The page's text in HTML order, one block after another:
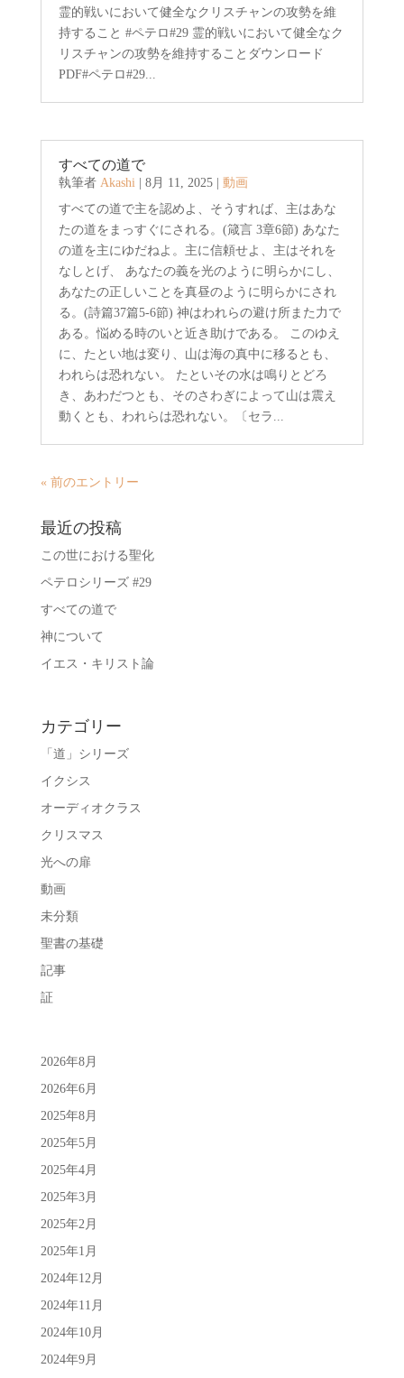
霊的戦いにおいて健全なクリスチャンの攻勢を維
持すること #ペテロ#29 霊的戦いにおいて健全なク
リスチャンの攻勢を維持することダウンロード
PDF#ペテロ#29...
すべての道で
執筆者 Akashi| 8月 11, 2025| 動画
すべての道で主を認めよ、そうすれば、主はあな
たの道をまっすぐにされる。(箴言 3章6節) あなた
の道を主にゆだねよ。主に信頼せよ、主はそれを
なしとげ、 あなたの義を光のように明らかにし、
あなたの正しいことを真昼のように明らかにされ
る。(詩篇37篇5-6節) 神はわれらの避け所また力で
ある。悩める時のいと近き助けである。 このゆえ
に、たとい地は変り、山は海の真中に移るとも、
われらは恐れない。 たといその水は鳴りとどろ
き、あわだつとも、そのさわぎによって山は震え
動くとも、われらは恐れない。〔セラ...
« 前のエントリー
最近の投稿
この世における聖化
ペテロシリーズ #29
すべての道で
神について
イエス・キリスト論
カテゴリー
「道」シリーズ
イクシス
オーディオクラス
クリスマス
光への扉
動画
未分類
聖書の基礎
記事
証
2026年8月
2026年6月
2025年8月
2025年5月
2025年4月
2025年3月
2025年2月
2025年1月
2024年12月
2024年11月
2024年10月
2024年9月